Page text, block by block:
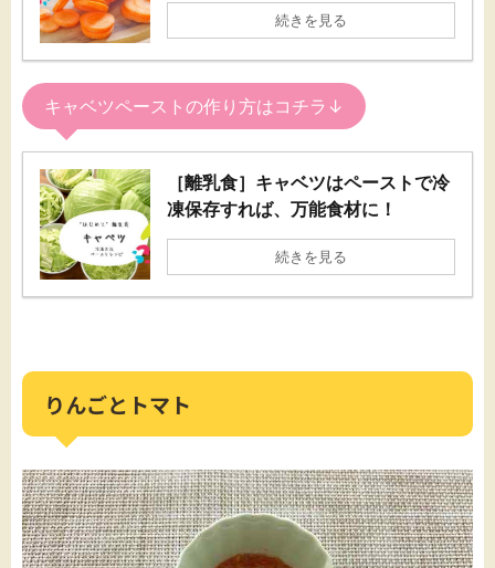
続きを見る
キャベツペーストの作り方はコチラ↓
［離乳食］キャベツはペーストで冷
凍保存すれば、万能食材に！
続きを見る
りんごとトマト